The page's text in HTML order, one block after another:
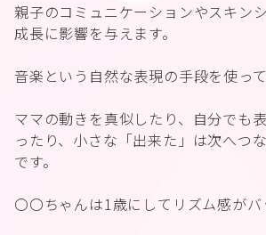
親子のコミュニケーションやスキン
成長に影響を与えます。
音楽という自然な表現の手段を使っ
ママの動きを真似したり、自分でも
ったり、小さな「出来た」は次へつ
です。
〇〇ちゃんは1歳にしてリズム感がバ